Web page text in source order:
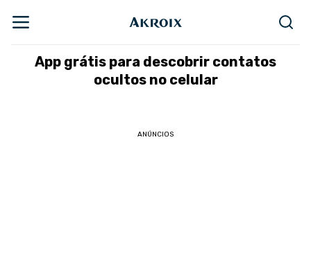
App grátis para descobrir contatos
ocultos no celular
ANÚNCIOS